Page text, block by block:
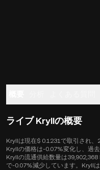
ライブ Kryllの概要
Kryllは現在$ 0.1231で取引され
Kryllの価格は-0.07%変化し、過
Kryllの流通供給数量は39,902,368
で-0.07%減少しています。Kryll